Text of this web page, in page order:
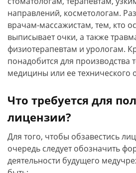
направлений, косметологам.
врачам-массажистам, тем, кто
выписывает очки, а также
физиотерапевтам и урологам.
понадобится для производства
медицины или ее технического
Что требуется для
лицензии?
Для того, чтобы обзавестись
очередь следует обозначить
деятельности будущего